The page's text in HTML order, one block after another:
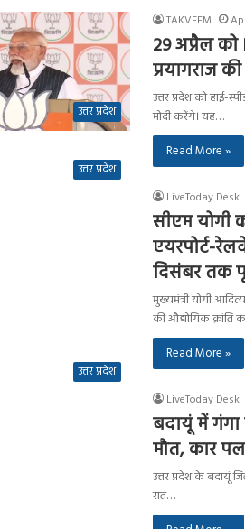
उत्तर प्रदेश
TAKVEEM
29 अप्रैल को
प्रयागराज
उत्तर प्रदेश को हाई-
मोदी करेंगे। यह…
Read More »
उत्तर प्रदेश
LiveToday Desk
सीएम योगी
एयरपोर्ट-
दिसंबर तक
मुख्यमंत्री योगी
की औद्योगिक क्रांति
Read More »
उत्तर प्रदेश
LiveToday Desk
बदायूं में गंगा
मौत, कार
उत्तर प्रदेश के बदायूं
रात…